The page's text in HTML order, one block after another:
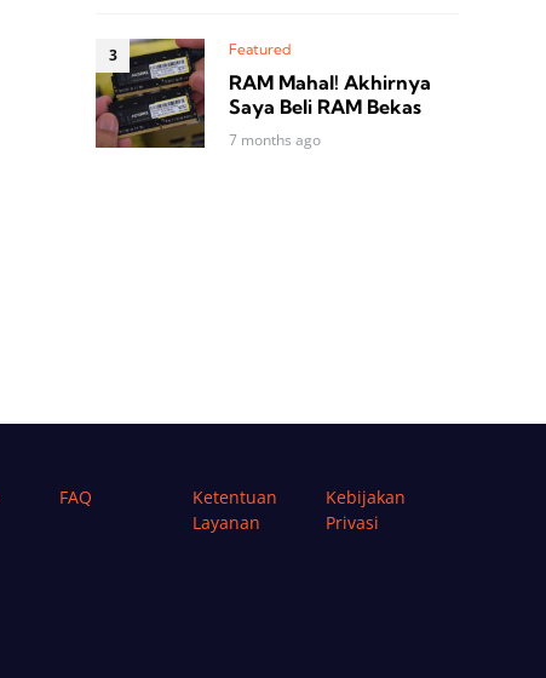
Featured
RAM Mahal! Akhirnya
Saya Beli RAM Bekas
7 months ago
FAQ
Ketentuan
Layanan
Kebijakan
Privasi